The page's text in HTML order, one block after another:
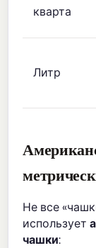
кварта
Литр
Не все
использует
чашки: